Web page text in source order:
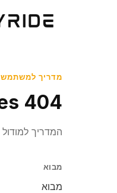
מדריך למשתמש
404
המדריך למודול
מבוא
מבוא